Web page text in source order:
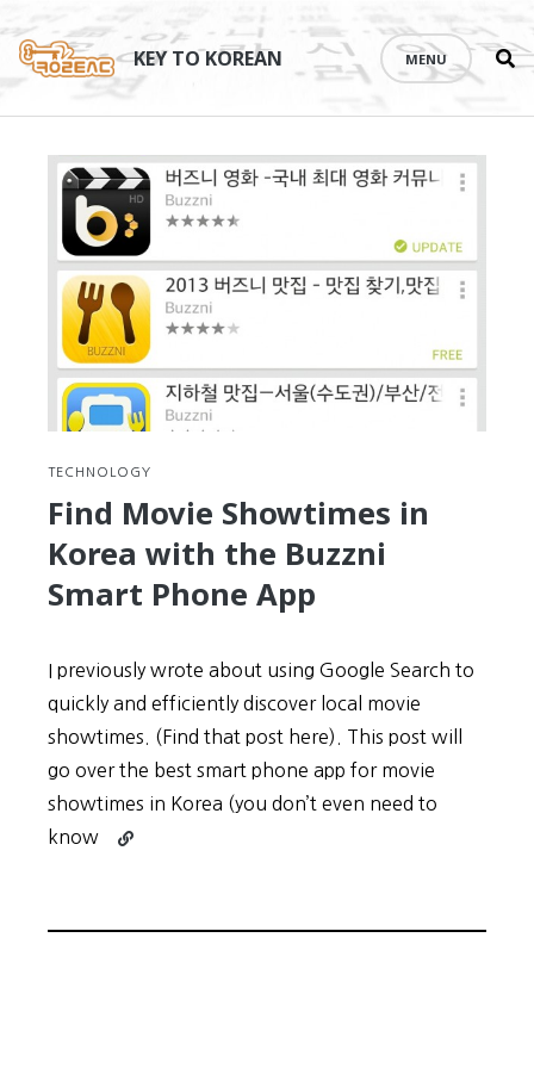
content
KEY TO KOREAN MENU
TECHNOLOGY
Find Movie Showtimes in
Korea with the Buzzni
Smart Phone App
I previously wrote about using Google Search to
quickly and efficiently discover local movie
showtimes. (Find that post here). This post will
go over the best smart phone app for movie
showtimes in Korea (you don’t even need to
know
Continue